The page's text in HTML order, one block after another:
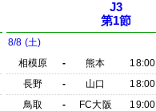
J3
第1節
8/8 (土)
相模原
- 熊本 18:00
長野
- 山口 18:00
鳥取
- FC大阪 19:00